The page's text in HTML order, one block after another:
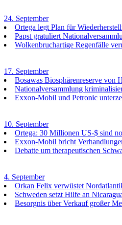
24. September
Ortega legt Plan für
Papst gratuliert
Wolkenbruchartige Regenfälle
17. September
Bosawas Biosphärenreserve von
Nationalversammlung
Exxon-Mobil und Petronic
10. September
Ortega: 30 Millionen US-$ sind
Exxon-Mobil bricht
Debatte um therapeutischen
4. September
Orkan Felix verwüstet
Schweden setzt Hilfe an
Besorgnis über Verkauf großer